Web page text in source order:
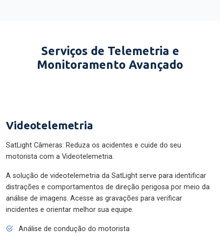
Serviços de Telemetria e
Monitoramento Avançado
Videotelemetria
SatLight Câmeras: Reduza os acidentes e cuide do seu
motorista com a Videotelemetria.
A solução de videotelemetria da SatLight serve para identificar
distrações e comportamentos de direção perigosa por meio da
análise de imagens. Acesse as gravações para verificar
incidentes e orientar melhor sua equipe.
Análise de condução do motorista